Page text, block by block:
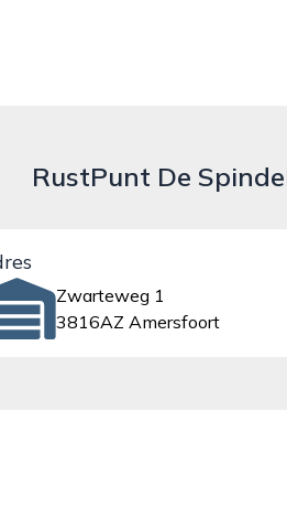
RustPunt De
Zwarteweg 1
3816AZ Amersfoort